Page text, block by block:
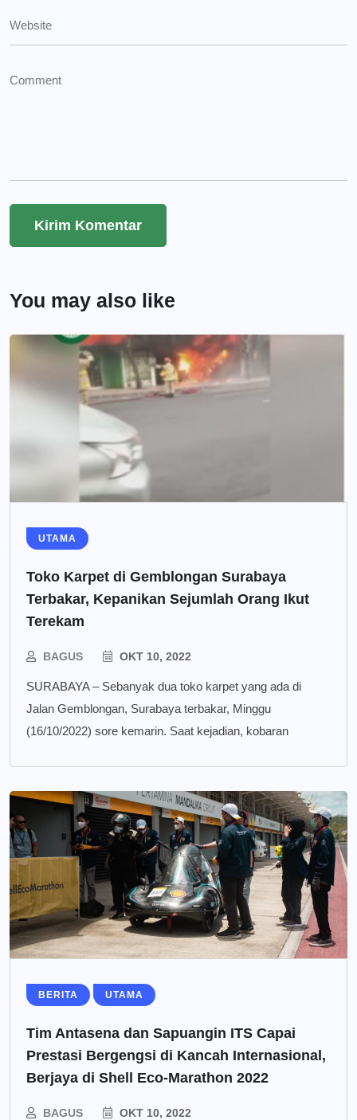
You may also like
UTAMA
Toko Karpet di Gemblongan Surabaya
Terbakar, Kepanikan Sejumlah Orang Ikut
Terekam
BAGUS OKT 10, 2022
SURABAYA – Sebanyak dua toko karpet yang ada di
Jalan Gemblongan, Surabaya terbakar, Minggu
(16/10/2022) sore kemarin. Saat kejadian, kobaran
BERITA UTAMA
Tim Antasena dan Sapuangin ITS Capai
Prestasi Bergengsi di Kancah Internasional,
Berjaya di Shell Eco-Marathon 2022
BAGUS OKT 10, 2022